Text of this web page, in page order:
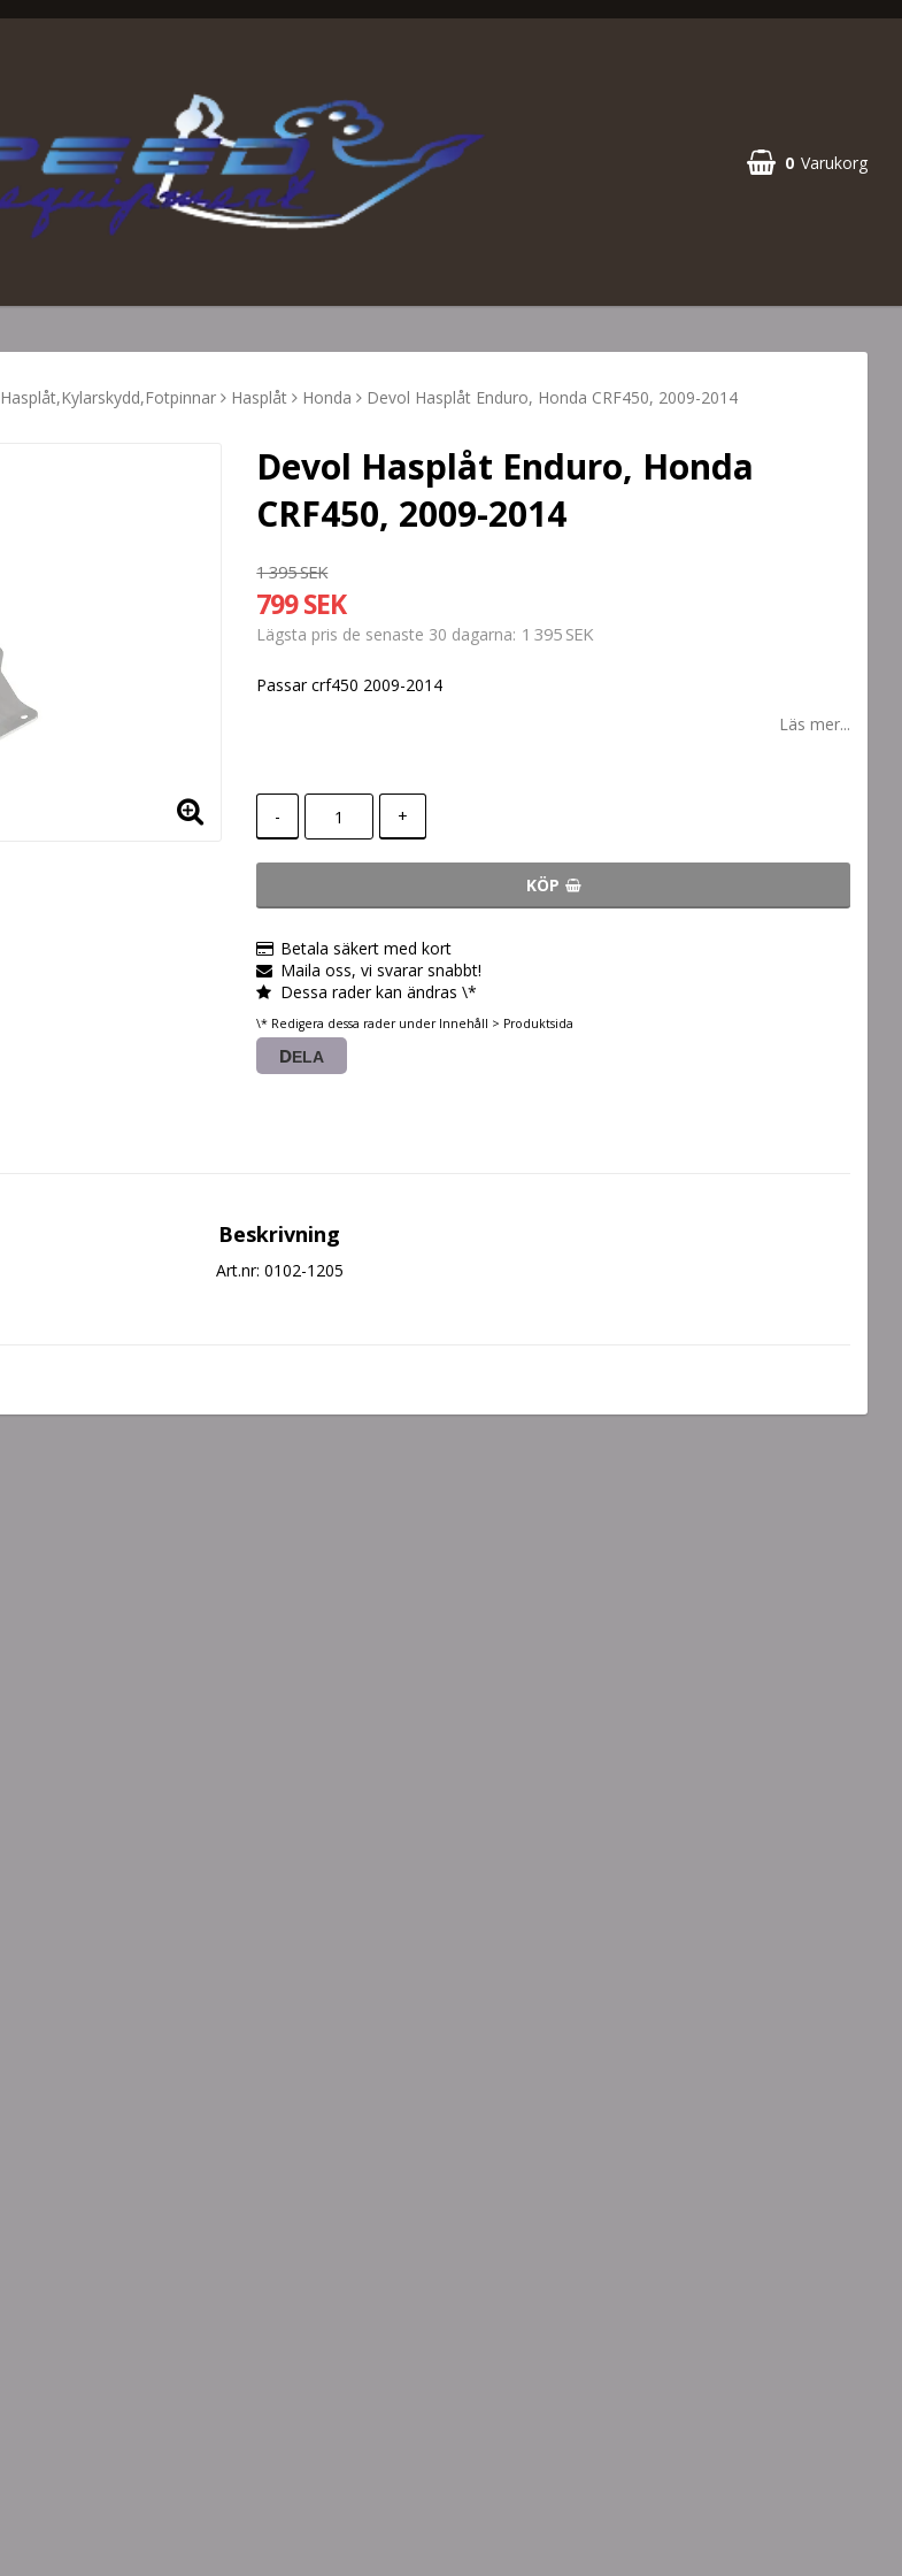
0 Varukorg
Hasplåt,Kylarskydd,Fotpinnar Hasplåt Honda Devol Hasplåt Enduro, Honda CRF450, 2009-2014
Devol Hasplåt Enduro, Honda
CRF450, 2009-2014
1 395 SEK
799 SEK
Lägsta pris de senaste 30 dagarna 1 395 SEK
Passar crf450 2009-2014
Läs mer...
- +
KÖP
Betala säkert med kort
Maila oss, vi svarar snabbt!
Dessa rader kan ändras \*
\* Redigera dessa rader under Innehåll > Produktsida
DELA
Beskrivning
Art.nr: 0102-1205